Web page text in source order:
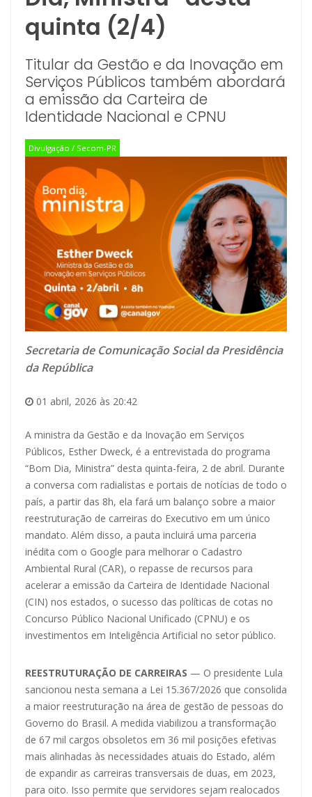
quinta (2/4)
Titular da Gestão e da Inovação em
Serviços Públicos também abordará
a emissão da Carteira de
Identidade Nacional e CPNU
Divulgação / Secom-PR
Secretaria de Comunicação Social da Presidência
da República
01 abril, 2026 às 20:42
A ministra da Gestão e da Inovação em Serviços
Públicos, Esther Dweck, é a entrevistada do programa
“Bom Dia, Ministra” desta quinta-feira, 2 de abril. Durante
a conversa com radialistas e portais de notícias de todo o
país, a partir das 8h, ela fará um balanço sobre a maior
reestruturação de carreiras do Executivo em um único
mandato. Além disso, a pauta incluirá uma parceria
inédita com o Google para melhorar o Cadastro
Ambiental Rural (CAR), o repasse de recursos para
acelerar a emissão da Carteira de Identidade Nacional
(CIN) nos estados, o sucesso das políticas de cotas no
Concurso Público Nacional Unificado (CPNU) e os
investimentos em Inteligência Artificial no setor público.
REESTRUTURAÇÃO DE CARREIRAS — O presidente Lula
sancionou nesta semana a Lei 15.367/2026 que consolida
a maior reestruturação na área de gestão de pessoas do
Governo do Brasil. A medida viabilizou a transformação
de 67 mil cargos obsoletos em 36 mil posições efetivas
mais alinhadas às necessidades atuais do Estado, além
de expandir as carreiras transversais de duas, em 2023,
para oito. Isso permite que servidores sejam realocados